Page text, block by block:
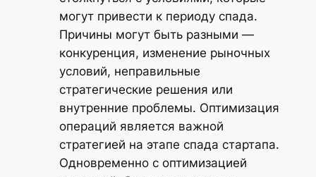
могут привести к периоду спада.
Причины могут быть разными —
конкуренция, изменение рыночных
условий, неправильные
стратегические решения или
внутренние проблемы. Оптимизация
операций является важной
стратегией на этапе спада стартапа.
Одновременно с оптимизацией